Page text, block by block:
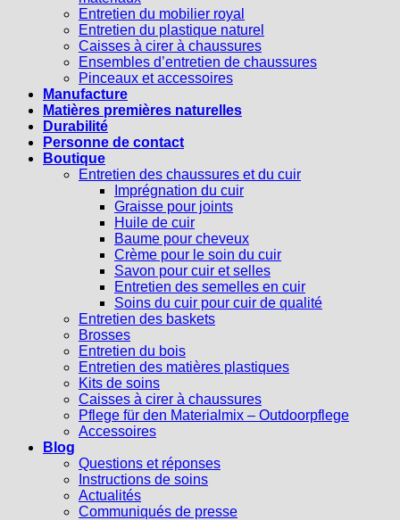
Entretien du mobilier royal
Entretien du plastique naturel
Caisses à cirer à chaussures
Ensembles d’entretien de chaussures
Pinceaux et accessoires
Manufacture
Matières premières naturelles
Durabilité
Personne de contact
Boutique
Entretien des chaussures et du cuir
Imprégnation du cuir
Graisse pour joints
Huile de cuir
Baume pour cheveux
Crème pour le soin du cuir
Savon pour cuir et selles
Entretien des semelles en cuir
Soins du cuir pour cuir de qualité
Entretien des baskets
Brosses
Entretien du bois
Entretien des matières plastiques
Kits de soins
Caisses à cirer à chaussures
Pflege für den Materialmix – Outdoorpflege
Accessoires
Blog
Questions et réponses
Instructions de soins
Actualités
Communiqués de presse